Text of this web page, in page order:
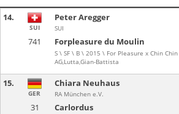
14.
741 Forpleasure du Moulin
S \ SF \ B \ 2015 \ For Pleasure x Chin
AG,Lutta,Gian-Battista
SUI
Peter Aregger
SUI
15.
31 Carlordus
GER
Chiara Neuhaus
RA München e.V.